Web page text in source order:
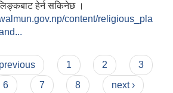
हेर्न सकिनेछ ।
content/religious_pla
लागी उप-समिति गठन सम्बन्धी कार्यविधि,
भएको जानकारी सम्बन्धमा । श्री
सबै
1 2
3
6 7 8
next ›